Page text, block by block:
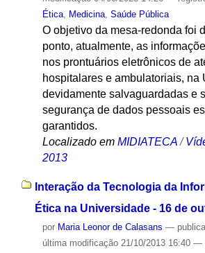
Ética, Medicina, Saúde Pública
O objetivo da mesa-redonda foi
ponto, atualmente, as
nos prontuários eletrônicos de
hospitalares e ambulatoriais, na
devidamente salvaguardadas e
segurança de dados pessoais
garantidos.
Localizado em MIDIATECA /
2013
Interação da Tecnologia da
Ética na Universidade - 16 de
por Maria Leonor de Calasans —
última modificação21/10/2013 16:40 —